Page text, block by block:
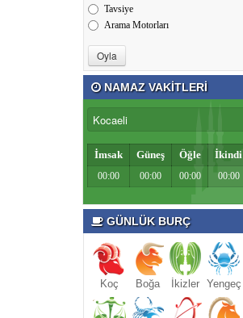
Tavsiye
Arama Motorları
NAMAZ VAKİTLERİ
İmsak Güneş Öğle İkindi
00:00 00:00 00:00 00:00
GÜNLÜK BURÇ
Koç Boğa İkizler Yengeç